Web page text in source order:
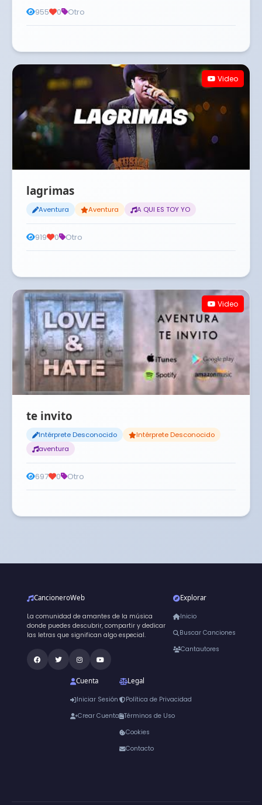
955 0 Otro
Video
lagrimas
Aventura Aventura A QUI ES TOY YO
919 0 Otro
Video
te invito
Intérprete Desconocido
Intérprete Desconocido
aventura
697 0 Otro
CancioneroWeb
La comunidad de amantes de la música
donde puedes descubrir, compartir y dedicar
las letras que significan algo especial.
Explorar
Inicio
Buscar Canciones
Cantautores
Cuenta
Iniciar Sesión
Crear Cuenta
Legal
Política de Privacidad
Términos de Uso
Cookies
Contacto